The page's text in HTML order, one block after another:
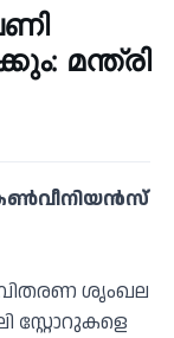
മന്ത്രി
ശൃംഖല
സ്റ്റോറുകളെ